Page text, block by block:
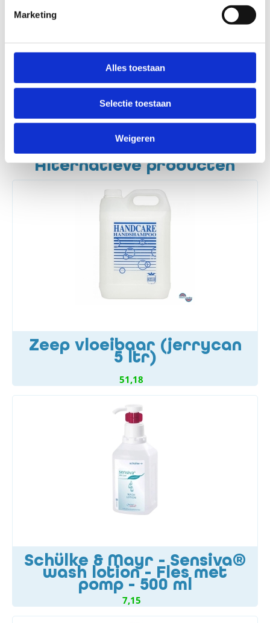
Marketing
Alles toestaan
Selectie toestaan
Weigeren
+31 (0)24 20 30 213
info@electromedico.nl
Alternatieve producten
Zeep vloeibaar (jerrycan
5 ltr)
51,18
Schülke & Mayr - Sensiva®
wash lotion - Fles met
pomp - 500 ml
7,15